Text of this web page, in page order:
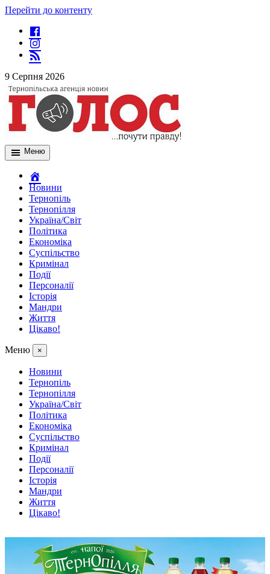
Перейти до контенту
9 Серпня 2026
Меню
Новини
Тернопіль
Тернопілля
Україна/Світ
Політика
Економіка
Суспільство
Кримінал
Події
Персоналії
Історія
Мандри
Життя
Цікаво!
Меню ×
Новини
Тернопіль
Тернопілля
Україна/Світ
Політика
Економіка
Суспільство
Кримінал
Події
Персоналії
Історія
Мандри
Життя
Цікаво!